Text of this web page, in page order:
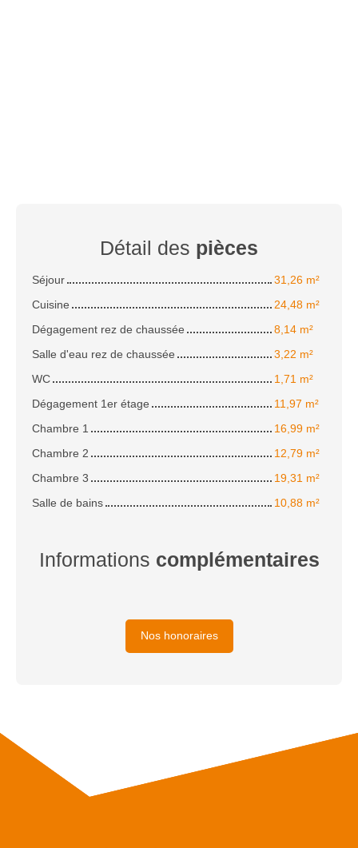
Détail des pièces
Séjour
31,26 m²
Cuisine
24,48 m²
Dégagement rez de chaussée
8,14 m²
Salle d'eau rez de chaussée
3,22 m²
WC
1,71 m²
Dégagement 1er étage
11,97 m²
Chambre 1
16,99 m²
Chambre 2
12,79 m²
Chambre 3
19,31 m²
Salle de bains
10,88 m²
Informations complémentaires
Nos honoraires